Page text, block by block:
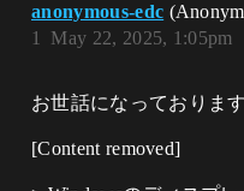
anonymous-edc
May 22, 2025, 1:05pm
1
お世話になっております
[Content removed]